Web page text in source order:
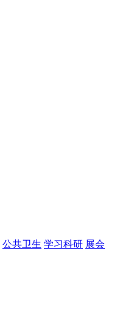
公共卫生 学习科研 展会